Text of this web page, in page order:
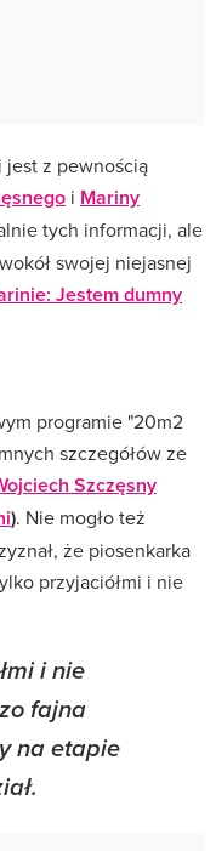
z pewnością
i Mariny
tych informacji, ale
swojej niejasnej
Jestem dumny
programie "20m2
szczegółów ze
Szczęsny
). Nie mogło też
że piosenkarka
przyjaciółmi i nie
i nie
fajna
na etapie